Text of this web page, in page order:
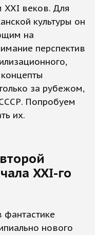
XXI веков. Для
культуры он
на
перспектив
за рубежом,
Попробуем
их.
XXI-го
фантастике
нового